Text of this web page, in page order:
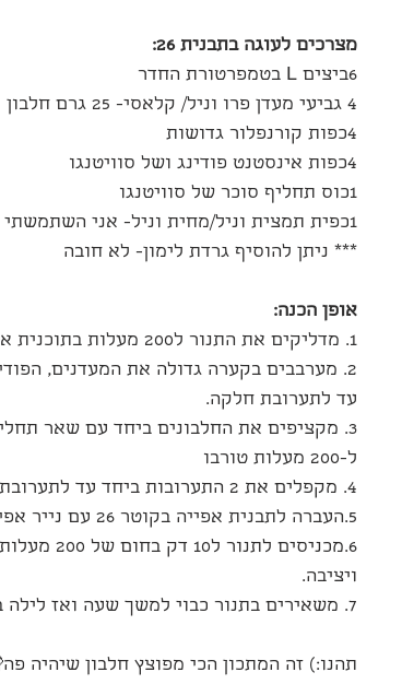
מצרכים לעוגה בתבנית 26:
6ביצים L בטמפרטורת החדר
4 גביעי מעדן פרו וניל/ קלאסי- 25 גרם חלבון
4כפות קורנפלור גדושות
4כפות אינסטנט פודינג ושל סוויטנגו
1כוס תחליף סוכר של סוויטנגו
1כפית תמצית וניל/מחית וניל- אני השתמשתי באבקת וניל
*** ניתן להוסיף גרדת לימון- לא חובה
אופן הכנה:
1. מדליקים את התנור ל200 מעלות בתוכנית אפייה.
2. מערבבים בקערה גדולה את המעדנים,
עד לתערובת חלקה.
3. מקציפים את החלבונים ביחד עם שאר
ל-200 מעלות טורבו
4. מקפלים את 2 התערובות ביחד עד לתערובת חלקה- בעדינות בעדינות
5.העברה לתבנית אפייה בקוטר 26 עם נייר אפייה.
ויציבה.
7. משאירים בתנור כבוי למשך שעה ואז לילה במקרר.
תהנו:) זה המתכון הכי מפוצץ חלבון שיהיה פה🫣